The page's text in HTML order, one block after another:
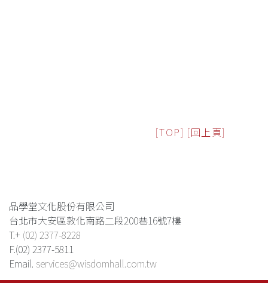
[TOP] [回上頁]
品學堂文化股份有限公司
台北市大安區敦化南路二段200巷16號7樓
T.+ (02) 2377-8228
F.(02) 2377-5811
Email. services@wisdomhall.com.tw